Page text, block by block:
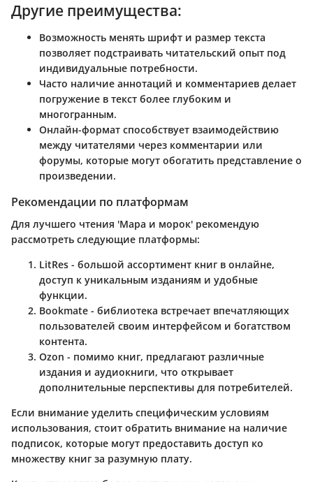
Другие преимущества:
Возможность менять шрифт и размер текста
позволяет подстраивать читательский опыт под
индивидуальные потребности.
Часто наличие аннотаций и комментариев делает
погружение в текст более глубоким и
многогранным.
Онлайн-формат способствует взаимодействию
между читателями через комментарии или
форумы, которые могут обогатить представление о
произведении.
Рекомендации по платформам
Для лучшего чтения 'Мара и морок' рекомендую
рассмотреть следующие платформы:
LitRes - большой ассортимент книг в онлайне,
доступ к уникальным изданиям и удобные
функции.
Bookmate - библиотека встречает впечатляющих
пользователей своим интерфейсом и богатством
контента.
Ozon - помимо книг, предлагают различные
издания и аудиокниги, что открывает
дополнительные перспективы для потребителей.
Если внимание уделить специфическим условиям
использования, стоит обратить внимание на наличие
подписок, которые могут предоставить доступ ко
множеству книг за разумную плату.